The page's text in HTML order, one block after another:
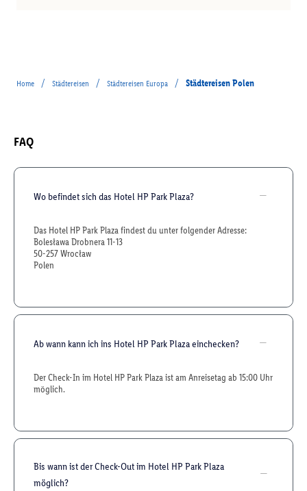
Home / Städtereisen / Städtereisen Europa / Städtereisen Polen
FAQ
Wo befindet sich das Hotel HP Park Plaza?
Das Hotel HP Park Plaza findest du unter folgender Adresse:
Bolesława Drobnera 11-13
50-257 Wrocław
Polen
Ab wann kann ich ins Hotel HP Park Plaza einchecken?
Der Check-In im Hotel HP Park Plaza ist am Anreisetag ab 15:00 Uhr
möglich.
Bis wann ist der Check-Out im Hotel HP Park Plaza
möglich?